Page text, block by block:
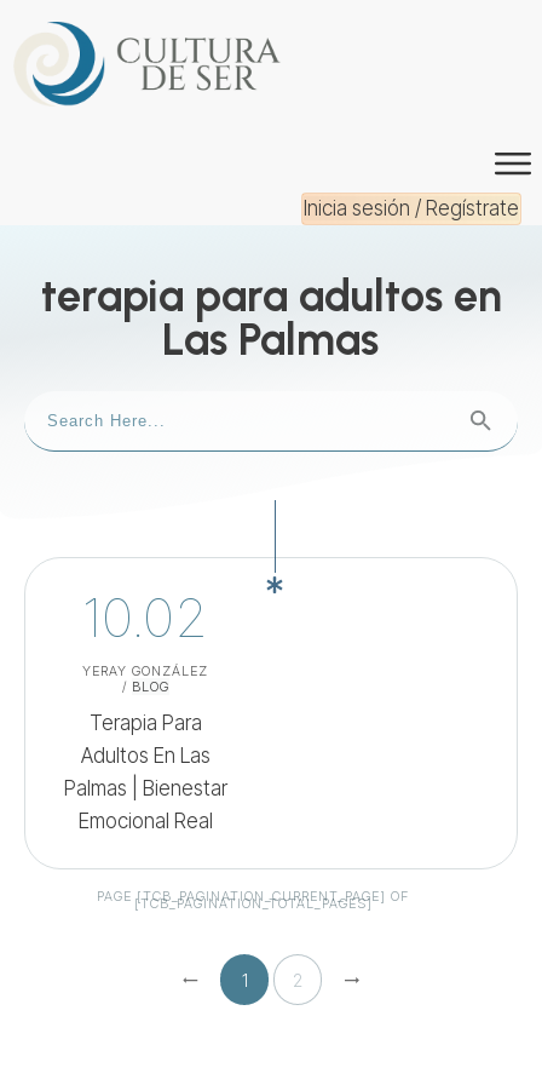
Inicia sesión / Regístrate
terapia para adultos en
Las Palmas
10.02
YERAY GONZÁLEZ
/ BLOG
Terapia Para
Adultos En Las
Palmas | Bienestar
Emocional Real
PAGE[TCB_PAGINATION_CURRENT_PAGE] OF
[TCB_PAGINATION_TOTAL_PAGES]
1 2